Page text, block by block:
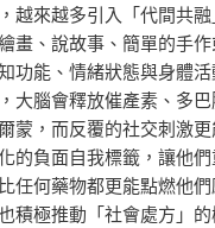
來越多引入「代間共融
畫、說故事、簡單的手
功能、情緒狀態與身體活
大腦會釋放催產素、多
蒙，而反覆的社交刺激更
的負面自我標籤，讓他
任何藥物都更能點燃他
積極推動「社會處方」